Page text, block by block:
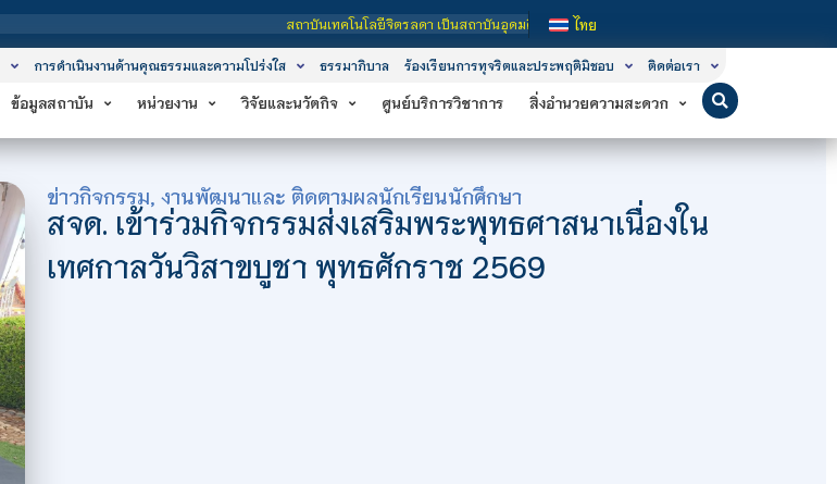
สถาบันเทคโนโลยีจิตรลดา เป็นสถาบันอุดมศึกษาในกำกับของรัฐ เปิดหลักสูตรการเรียนการสอน 3 ระดับ คือ ระดับประกา
ไทย
การดำเนินงานด้านคุณธรรมและความโปร่งใส ธรรมาภิบาล ร้องเรียนการทุจริตและประพฤติมิชอบ ติดต่อเรา
ข้อมูลสถาบัน หน่วยงาน วิจัยและนวัตกิจ ศูนย์บริการวิชาการ สิ่งอำนวยความสะดวก
ข่าวกิจกรรม, งานพัฒนาและ ติดตามผลนักเรียนนักศึกษา
สจด. เข้าร่วมกิจกรรมส่งเสริมพระพุทธศาสนาเนื่องใน
เทศกาลวันวิสาขบูชา พุทธศักราช 2569